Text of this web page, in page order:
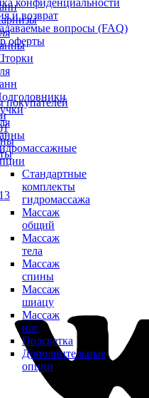
Стандартные
комплекты
гидромассажа
Массаж
общий
Массаж
тела
Массаж
спины
Массаж
шиацу
Массаж
ног
Подсветка
Дополнительные
опции
и возврат
вопросы (FAQ)
оферты
покупателей